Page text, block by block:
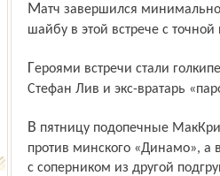
Матч завершился минимальной победой ярославцев со счётом 1:0. Единственную
шайбу в этой встрече с
Героями встречи стали голкиперы команд — нынешний страж ворот «Локомотива» —
Стефан Лив и экс-вратарь
В пятницу подопечные МакКриммона проведут второй поединок на Кубке ЛЖД
против минского «Динамо», а
с соперником из другой